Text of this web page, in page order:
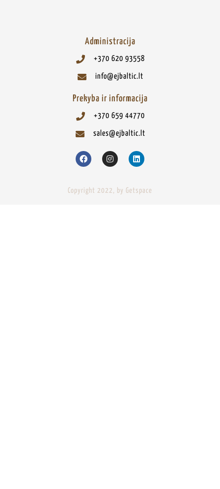
Administracija
+370 620 93558
info@ejbaltic.lt
Prekyba ir informacija
+370 659 44770
sales@ejbaltic.lt
Copyright 2022, by Getspace